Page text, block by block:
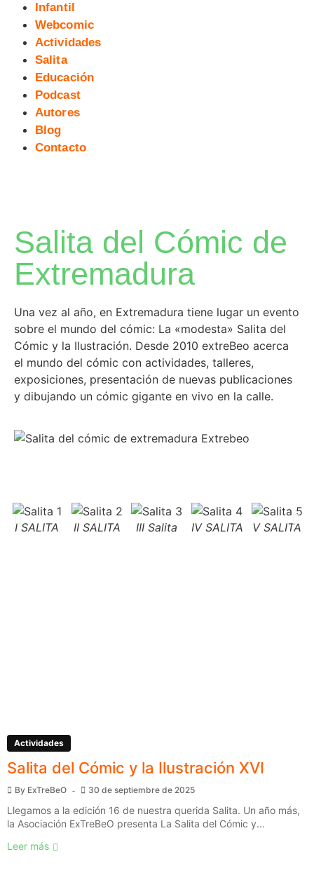
Infantil
Webcomic
Actividades
Salita
Educación
Podcast
Autores
Blog
Contacto
Salita del Cómic de
Extremadura
Una vez al año, en Extremadura tiene lugar un evento
sobre el mundo del cómic: La «modesta» Salita del
Cómic y la Ilustración. Desde 2010 extreBeo acerca
el mundo del cómic con actividades, talleres,
exposiciones, presentación de nuevas publicaciones
y dibujando un cómic gigante en vivo en la calle.
I SALITA II SALITA III Salita IV SALITA V SALITA
Actividades
Salita del Cómic y la Ilustración XVI
By ExTreBeO 30 de septiembre de 2025
Llegamos a la edición 16 de nuestra querida Salita. Un año más,
la Asociación ExTreBeO presenta La Salita del Cómic y...
Leer más